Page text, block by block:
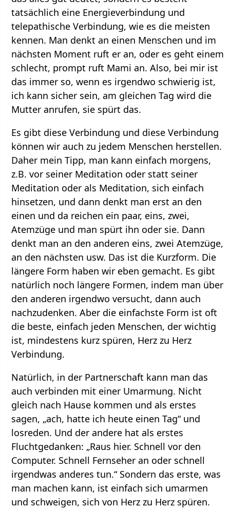
tatsächlich eine Energieverbindung und
telepathische Verbindung, wie es die meisten
kennen. Man denkt an einen Menschen und im
nächsten Moment ruft er an, oder es geht einem
schlecht, prompt ruft Mami an. Also, bei mir ist
das immer so, wenn es irgendwo schwierig ist,
ich kann sicher sein, am gleichen Tag wird die
Mutter anrufen, sie spürt das.
Es gibt diese Verbindung und diese Verbindung
können wir auch zu jedem Menschen herstellen.
Daher mein Tipp, man kann einfach morgens,
z.B. vor seiner Meditation oder statt seiner
Meditation oder als Meditation, sich einfach
hinsetzen, und dann denkt man erst an den
einen und da reichen ein paar, eins, zwei,
Atemzüge und man spürt ihn oder sie. Dann
denkt man an den anderen eins, zwei Atemzüge,
an den nächsten usw. Das ist die Kurzform. Die
längere Form haben wir eben gemacht. Es gibt
natürlich noch längere Formen, indem man über
den anderen irgendwo versucht, dann auch
nachzudenken. Aber die einfachste Form ist oft
die beste, einfach jeden Menschen, der wichtig
ist, mindestens kurz spüren, Herz zu Herz
Verbindung.
Natürlich, in der Partnerschaft kann man das
auch verbinden mit einer Umarmung. Nicht
gleich nach Hause kommen und als erstes
sagen, „ach, hatte ich heute einen Tag“ und
losreden. Und der andere hat als erstes
Fluchtgedanken: „Raus hier. Schnell vor den
Computer. Schnell Fernseher an oder schnell
irgendwas anderes tun.“ Sondern das erste, was
man machen kann, ist einfach sich umarmen
und schweigen, sich von Herz zu Herz spüren.